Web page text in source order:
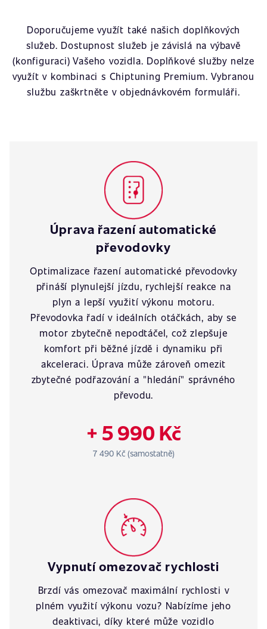
Doporučujeme využít také našich doplňkových
služeb. Dostupnost služeb je závislá na výbavě
(konfiguraci) Vašeho vozidla. Doplňkové služby nelze
využít v kombinaci s Chiptuning Premium. Vybranou
službu zaškrtněte v objednávkovém formuláři.
Úprava řazení automatické
převodovky
Optimalizace řazení automatické převodovky
přináší plynulejší jízdu, rychlejší reakce na
plyn a lepší využití výkonu motoru.
Převodovka řadí v ideálních otáčkách, aby se
motor zbytečně nepodtáčel, což zlepšuje
komfort při běžné jízdě i dynamiku při
akceleraci. Úprava může zároveň omezit
zbytečné podřazování a "hledání" správného
převodu.
+ 5 990 Kč
7 490 Kč (samostatně)
Vypnutí omezovač rychlosti
Brzdí vás omezovač maximální rychlosti v
plném využití výkonu vozu? Nabízíme jeho
deaktivaci, díky které může vozidlo